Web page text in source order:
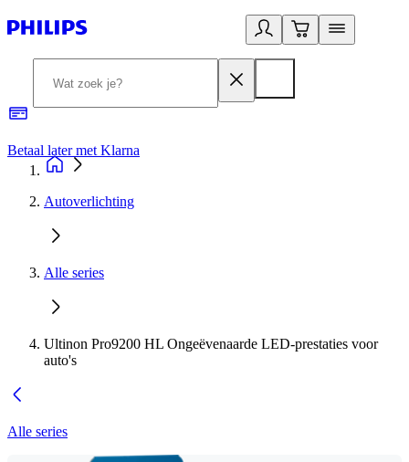
Betaal later met Klarna
Autoverlichting
Alle series
Ultinon Pro9200 HL Ongeëvenaarde LED-prestaties voor
auto's
Alle series